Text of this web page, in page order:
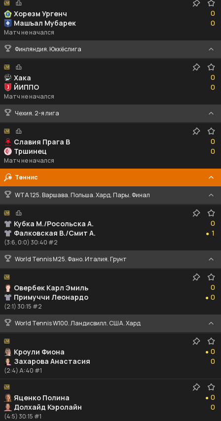
Хорезм Ургенч
Машъал Мубарек
0
0
0
0
Матч не начался
Финляндия. Юккёслига
Хака
ЙИППО
0
0
0
0
Матч не начался
Чехия. 2-я лига
Славия Прага B
Тршинец
0
0
0
0
Матч не начался
Теннис
WTA 125. Варшава. Польша. Хард. Пары. Финал
Кубка М./Росольска А.
Фалковская В./Смит А.
0
0
●
1
1
(3:6, 0:0) 30:40 #2
World Tennis M25. Фано. Италия. Грунт
Овербек Карл Эмиль
Примуччи Леонардо
0
0
●
0
0
(2:1) 30:15 #2
World Tennis W100. Ландисвилл. США. Хард
Кроули Фиона
Захарова Анастасия
●
0
0
0
0
(2:4) A:40 #1
Яценко Полина
Долхайд Кэролайн
●
0
0
0
0
(4:5) 30:15 #1